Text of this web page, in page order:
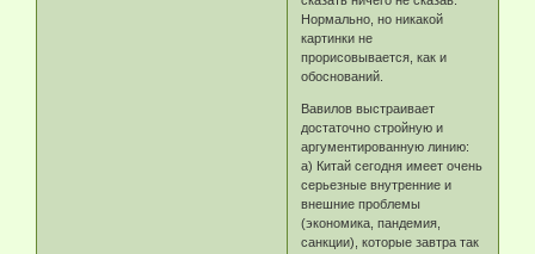
Нормально, но никакой
картинки не
прорисовывается, как и
обоснований.
Вавилов выстраивает
достаточно стройную и
аргументированную линию:
а) Китай сегодня имеет очень
серьезные внутренние и
внешние проблемы
(экономика, пандемия,
санкции), которые завтра так